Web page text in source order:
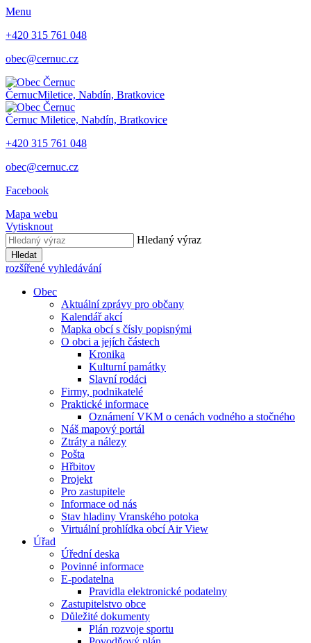
Menu
+420 315 761 048
obec@cernuc.cz
ČernucMiletice, Nabdín, Bratkovice
Černuc Miletice, Nabdín, Bratkovice
+420 315 761 048
obec@cernuc.cz
Facebook
Mapa webu
Vytisknout
Hledaný výraz
Hledat
rozšířené vyhledávání
Obec
Aktuální zprávy pro občany
Kalendář akcí
Mapka obcí s čísly popisnými
O obci a jejích částech
Kronika
Kulturní památky
Slavní rodáci
Firmy, podnikatelé
Praktické informace
Oznámení VKM o cenách vodného a stočného
Náš mapový portál
Ztráty a nálezy
Pošta
Hřbitov
Projekt
Pro zastupitele
Informace od nás
Stav hladiny Vranského potoka
Virtuální prohlídka obcí Air View
Úřad
Úřední deska
Povinné informace
E-podatelna
Pravidla elektronické podatelny
Zastupitelstvo obce
Důležité dokumenty
Plán rozvoje sportu